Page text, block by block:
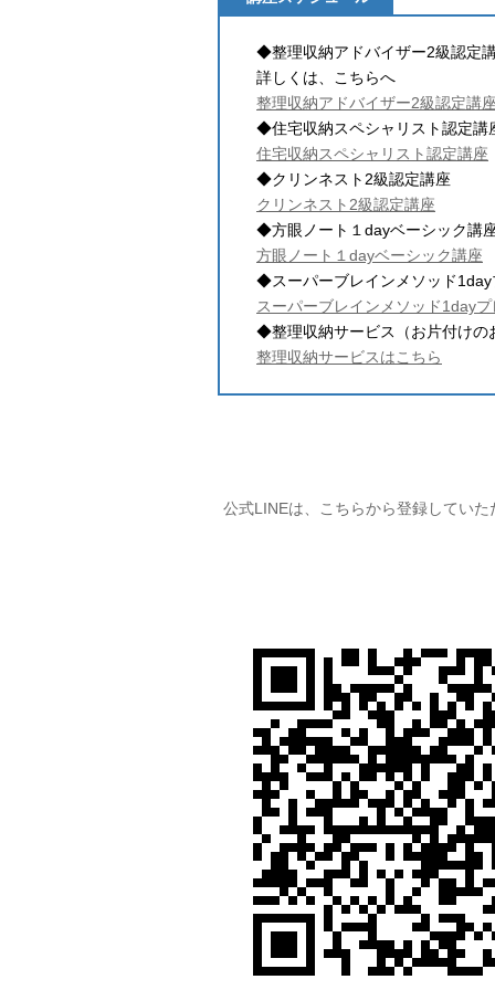
◆整理収納アドバイザー2級認定
詳しくは、こちらへ
整理収納アドバイザー2級認定講座
◆住宅収納スペシャリスト認定講
住宅収納スペシャリスト認定講座
◆クリンネスト2級認定講座
クリンネスト2級認定講座
◆方眼ノート１dayベーシック講
方眼ノート１dayベーシック講座
◆スーパーブレインメソッド1day
スーパーブレインメソッド1day
◆整理収納サービス（お片付けの
整理収納サービスはこちら
公式LINEは、こちらから登録していた